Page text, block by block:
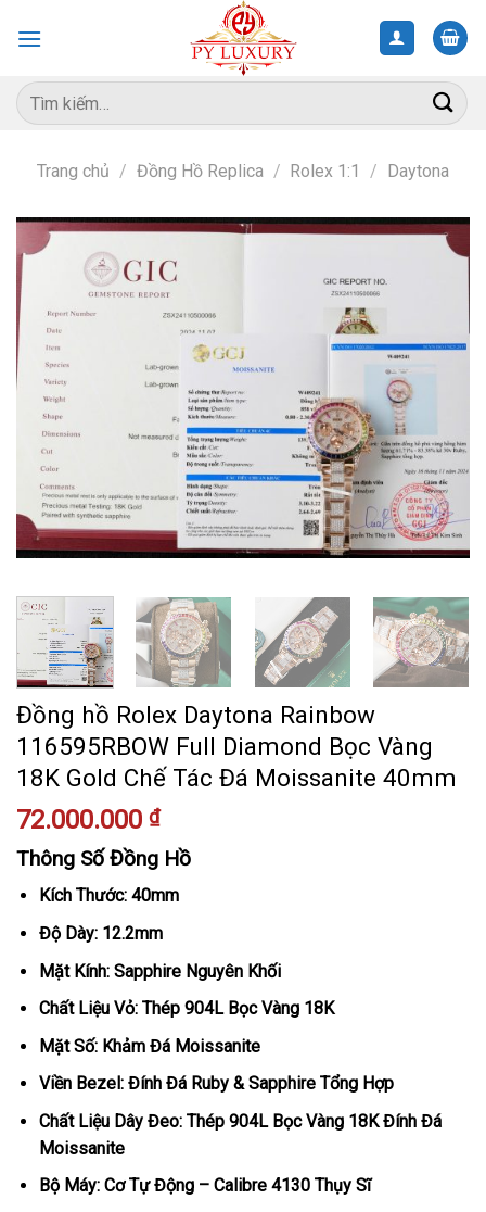
Tìm
kiếm:
Trang chủ / Đồng Hồ Replica / Rolex 1:1 / Daytona
Đồng hồ Rolex Daytona Rainbow
116595RBOW Full Diamond Bọc Vàng
18K Gold Chế Tác Đá Moissanite 40mm
72.000.000 ₫
Thông Số Đồng Hồ
Kích Thước: 40mm
Độ Dày: 12.2mm
Mặt Kính: Sapphire Nguyên Khối
Chất Liệu Vỏ: Thép 904L Bọc Vàng 18K
Mặt Số: Khảm Đá Moissanite
Viền Bezel: Đính Đá Ruby & Sapphire Tổng Hợp
Chất Liệu Dây Đeo: Thép 904L Bọc Vàng 18K Đính Đá
Moissanite
Bộ Máy: Cơ Tự Động – Calibre 4130 Thụy Sĩ